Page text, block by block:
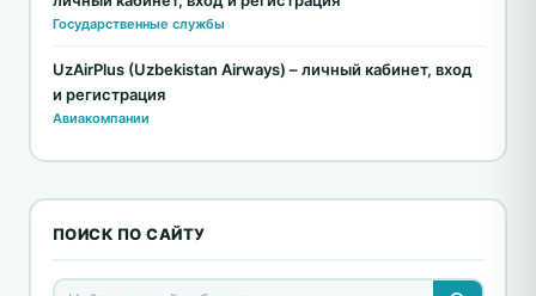
Государственные службы
UzAirPlus (Uzbekistan Airways) – личный кабинет, вход
и регистрация
Авиакомпании
ПОИСК ПО САЙТУ